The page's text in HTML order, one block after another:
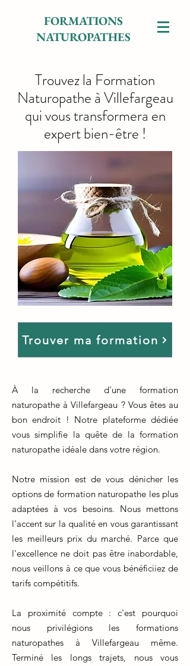
FORMATIONS
NATUROPATHES
Trouvez la Formation
Naturopathe à Villefargeau
qui vous transformera en
expert bien-être !
Trouver ma formation
À la recherche d'une formation
naturopathe à Villefargeau ? Vous êtes au
bon endroit ! Notre plateforme dédiée
vous simplifie la quête de la formation
naturopathe idéale dans votre région.
Notre mission est de vous dénicher les
options de formation naturopathe les plus
adaptées à vos besoins. Nous mettons
l'accent sur la qualité en vous garantissant
les meilleurs prix du marché. Parce que
l'excellence ne doit pas être inabordable,
nous veillons à ce que vous bénéficiiez de
tarifs compétitifs.
La proximité compte : c'est pourquoi
nous privilégions les formations
naturopathes à Villefargeau même.
Terminé les longs trajets, nous vous